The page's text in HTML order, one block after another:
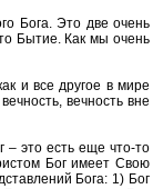
Бога. Это две очень
Бытие. Как мы очень
и все другое в мире
вечность вне
– это есть еще что-то
Бог имеет Свою
Бога: 1) Бог